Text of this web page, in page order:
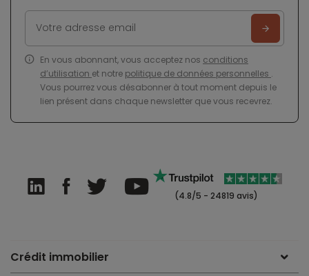
En vous abonnant, vous acceptez nos conditions
d’utilisation et notre politique de données personnelles .
Vous pourrez vous désabonner à tout moment depuis le
lien présent dans chaque newsletter que vous recevrez.
(4.8/5 - 24819 avis)
Crédit immobilier